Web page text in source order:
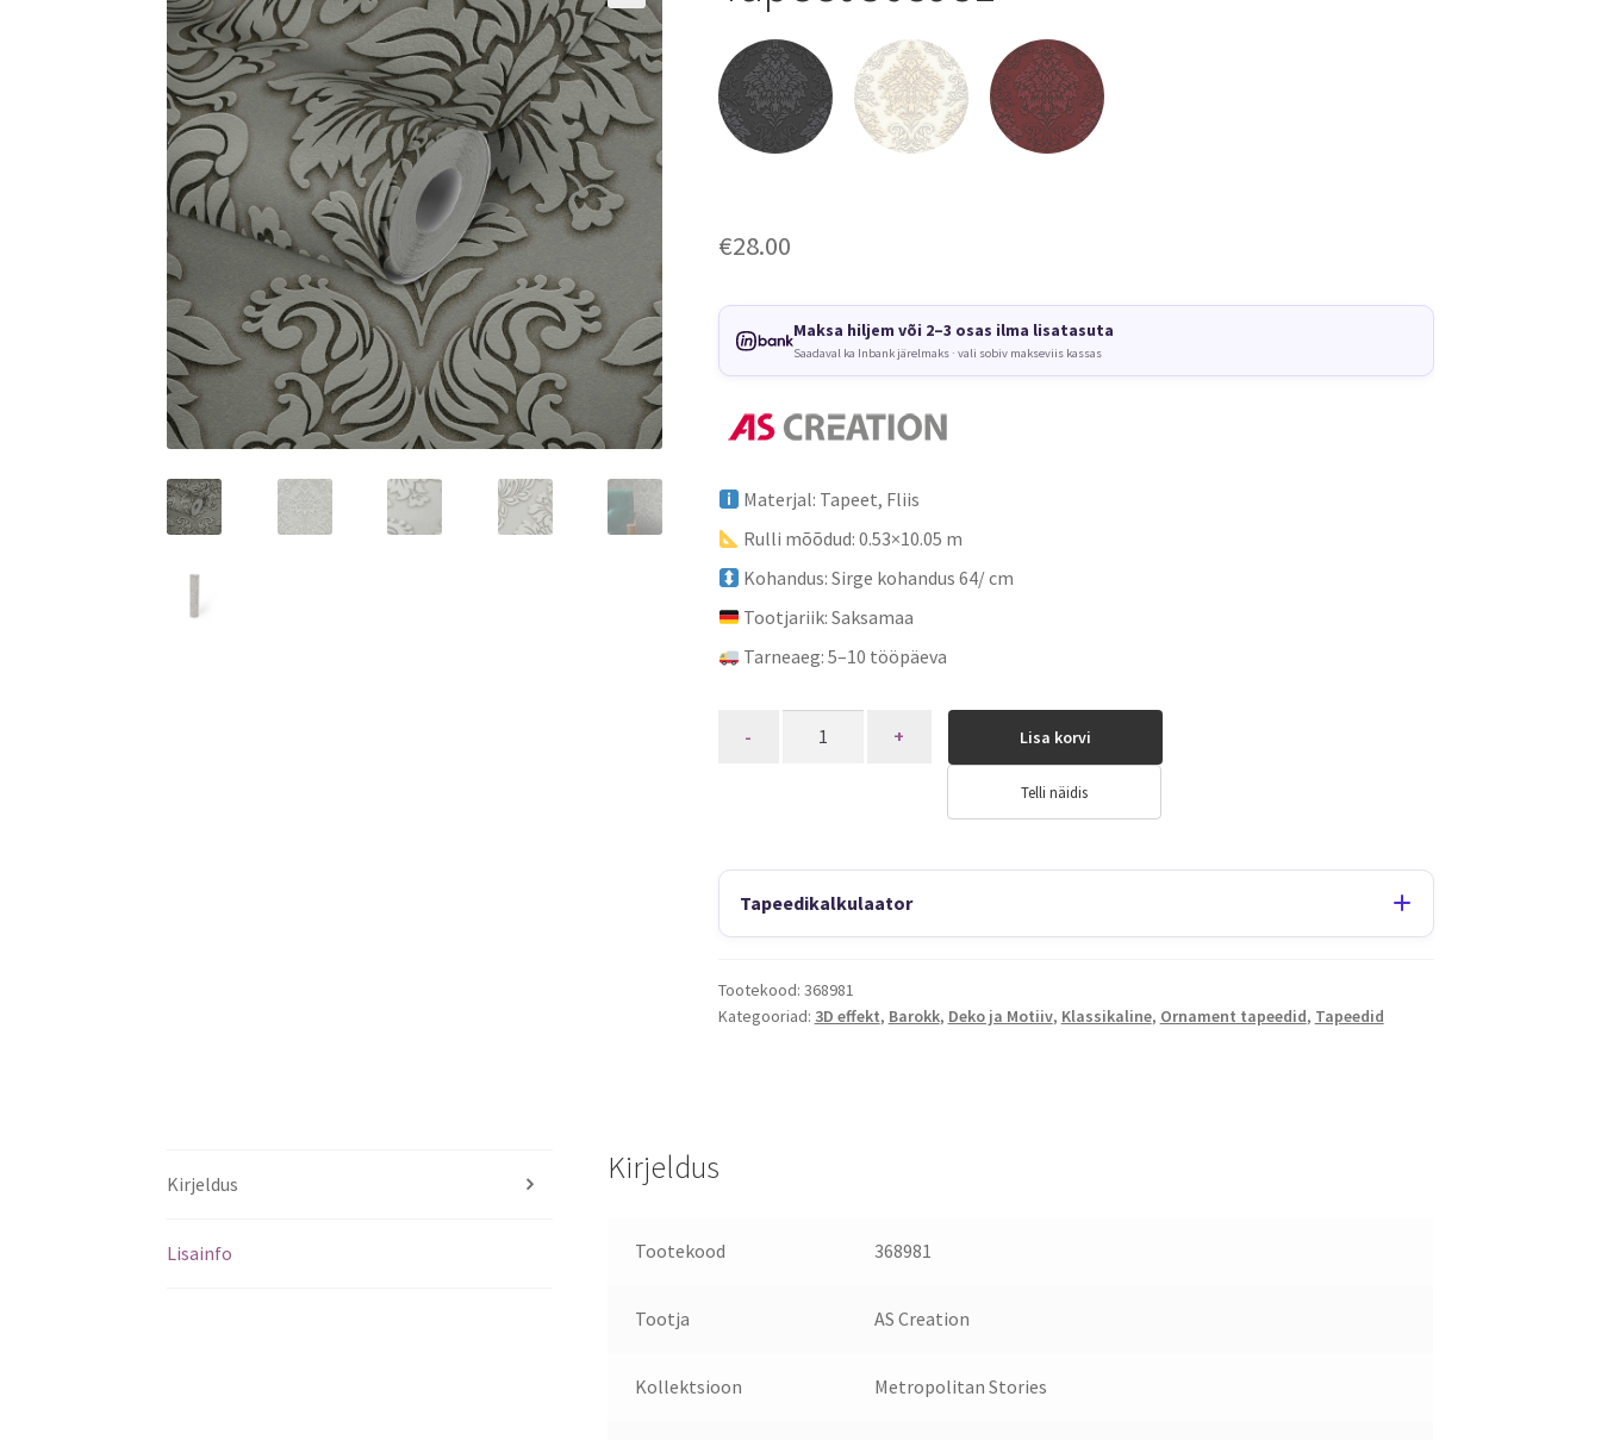
€28.00
Maksa hiljem või 2–3 osas ilma lisatasuta
Saadaval ka Inbank järelmaks · vali sobiv makseviis kassas
Materjal: Tapeet, Fliis
Rulli mõõdud: 0.53×10.05 m
Kohandus: Sirge kohandus 64/ cm
Tootjariik: Saksamaa
Tarneaeg: 5–10 tööpäeva
Lisa korvi
Telli näidis
Tapeedikalkulaator
Tootekood: 368981
Kategooriad: 3D effekt, Barokk, Deko ja Motiiv, Klassikaline, Ornament tapeedid, Tapeedid
Kirjeldus
Lisainfo
Kirjeldus
Tootekood 368981
Tootja AS Creation
Kollektsioon Metropolitan Stories